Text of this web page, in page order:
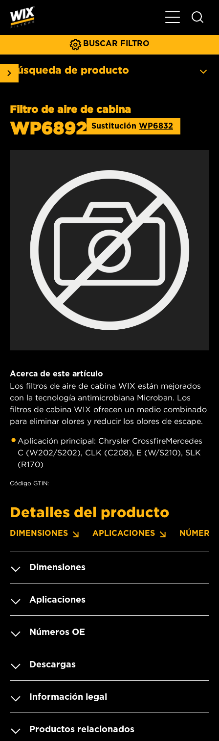
Menú
BUSCAR FILTRO
Búsqueda de producto
Filtro de aire de cabina
WP6892 Sustitución WP6832
Acerca de este artículo
Los filtros de aire de cabina WIX están mejorados
con la tecnología antimicrobiana Microban. Los
filtros de cabina WIX ofrecen un medio combinado
para eliminar olores y reducir los olores de escape.
Aplicación principal: Chrysler CrossfireMercedes
C (W202/S202), CLK (C208), E (W/S210), SLK
(R170)
Código GTIN:
Detalles del producto
DIMENSIONES APLICACIONES
Dimensiones
Aplicaciones
Números OE
Descargas
Información legal
Productos relacionados